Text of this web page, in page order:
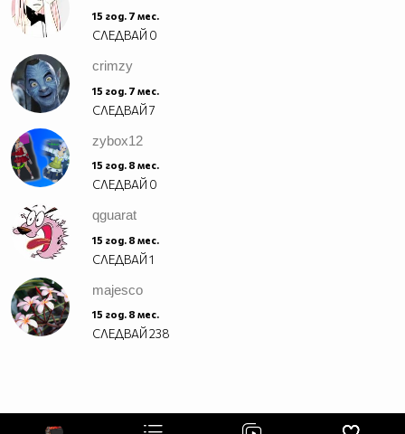
15 год. 7 мес.
СЛЕДВАЙ 0
crimzy
15 год. 7 мес.
СЛЕДВАЙ7
zybox12
15 год. 8 мес.
СЛЕДВАЙ 0
qguarat
15 год. 8 мес.
СЛЕДВАЙ1
majesco
15 год. 8 мес.
СЛЕДВАЙ238